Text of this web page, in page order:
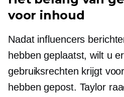
voor inhoud
Nadat influencers
hebben geplaatst, wilt u
gebruiksrechten krijgt
hebben gepost. Taylor